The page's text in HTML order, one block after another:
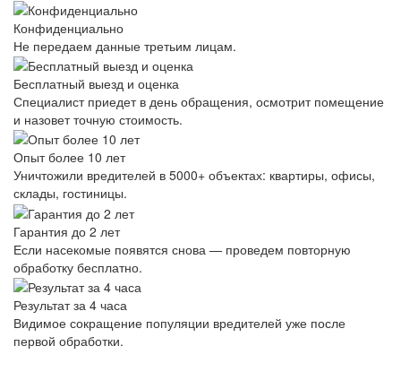
Конфиденциально
Не передаем данные третьим лицам.
Бесплатный выезд и оценка
Специалист приедет в день обращения, осмотрит помещение
и назовет точную стоимость.
Опыт более 10 лет
Уничтожили вредителей в 5000+ объектах: квартиры, офисы,
склады, гостиницы.
Гарантия до 2 лет
Если насекомые появятся снова — проведем повторную
обработку бесплатно.
Результат за 4 часа
Видимое сокращение популяции вредителей уже после
первой обработки.